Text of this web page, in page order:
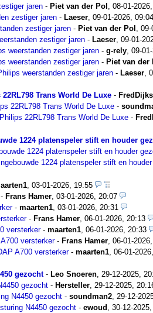
jaren - Piet van der Pol 08-01-
zestiger jaren - Laeser 09-01-2026, 09:04
zestiger jaren - Piet van der Pol 09-
zestiger jaren - Laeser 09-01-
weerstanden zestiger jaren - g-rely 09-
weerstanden zestiger jaren - Piet van der
weerstanden zestiger jaren - Laeser
Trans World De Luxe -
22RL798 Trans World De Luxe -
22RL798 Trans World De Luxe -
1224 platenspeler stift en houder
1224 platenspeler stift en houder
1224 platenspeler stift en
03-01-2026, 19:55
Frans Hamer 03-01-2026, 20:07
- maarten1 03-01-2026, 20:31
- Frans Hamer 06-01-2026, 20:13
versterker- maarten1 06-01-2026, 20:33
versterker- Frans Hamer 06-01-
A700 versterker- maarten1 06-01-
gezocht- Leo Snoeren, 29-12-2025,
gezocht - Hersteller, 29-12-2025,
N4450 gezocht - soundman2, 29-12-
N4450 gezocht - ewoud , 30-12-